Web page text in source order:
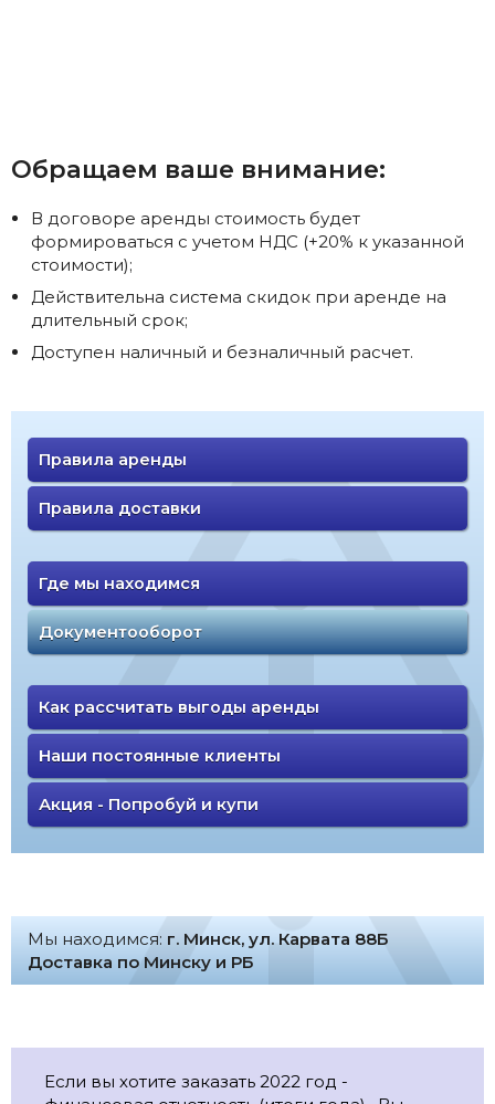
Обращаем ваше внимание:
В договоре аренды стоимость будет
формироваться с учетом НДС (+20% к указанной
стоимости);
Действительна система скидок при аренде на
длительный срок;
Доступен наличный и безналичный расчет.
Правила аренды
Правила доставки
Где мы находимся
Документооборот
Как рассчитать выгоды аренды
Наши постоянные клиенты
Акция - Попробуй и купи
Мы находимся: г. Минск, ул. Карвата 88Б
Доставка по Минску и РБ
Если вы хотите заказать 2022 год -